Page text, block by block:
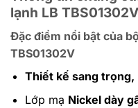
lạnh LB
Đặc điểm nổi bật của
TBS01302V
Thiết kế sang trọng,
Lớp mạ Nickel dày